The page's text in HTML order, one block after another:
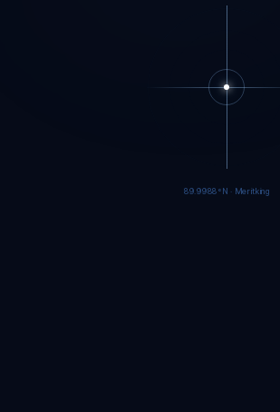
89.9986°N · Meritking